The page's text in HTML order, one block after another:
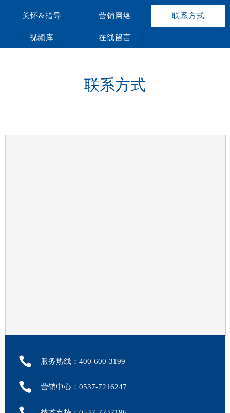
关怀&指导 营销网络 联系方式
视频库 在线留言
联系方式
服务热线：400-600-3199
营销中心：0537-7216247